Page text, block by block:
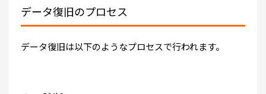
データ復旧のプロセス
データ復旧は以下のようなプロセスで行われます。